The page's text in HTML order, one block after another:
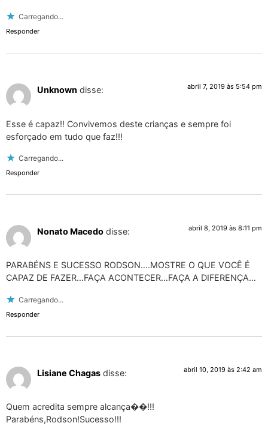
Carregando...
Responder
Unknown disse: abril 7, 2019 às 5:54 pm
Esse é capaz!! Convivemos deste crianças e sempre foi
esforçado em tudo que faz!!!
Carregando...
Responder
Nonato Macedo disse: abril 8, 2019 às 8:11 pm
PARABÉNS E SUCESSO RODSON….MOSTRE O QUE VOCÊ É
CAPAZ DE FAZER…FAÇA ACONTECER…FAÇA A DIFERENÇA…
Carregando...
Responder
Lisiane Chagas disse: abril 10, 2019 às 2:42 am
Quem acredita sempre alcança��!!!
Parabéns,Rodson!Sucesso!!!